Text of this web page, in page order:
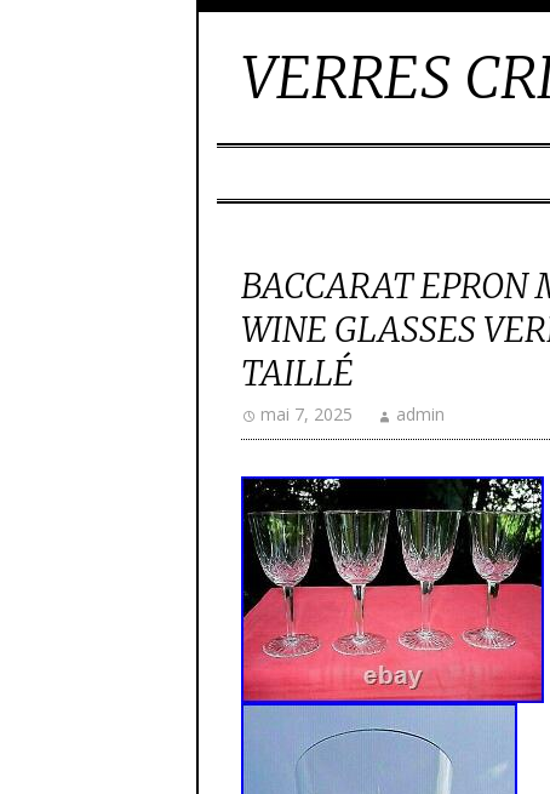
VERRES
BACCARAT EPRON
WINE GLASSES
TAILLÉ
mai 7, 2025 admin